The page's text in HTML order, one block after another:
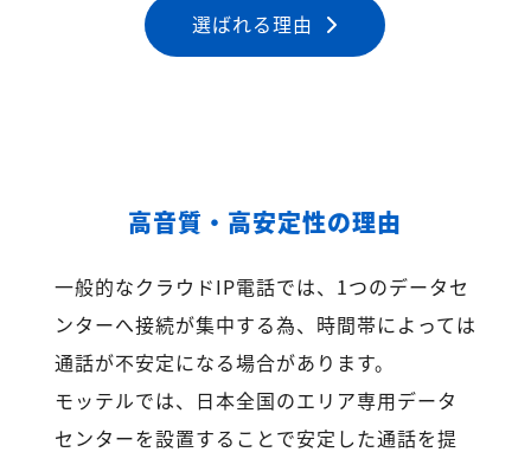
選ばれる理由
高音質・高安定性の理由
一般的なクラウドIP電話では、1つのデータセ
ンターへ接続が集中する為、時間帯によっては
通話が不安定になる場合があります。
モッテルでは、日本全国のエリア専用データ
センターを設置することで安定した通話を提